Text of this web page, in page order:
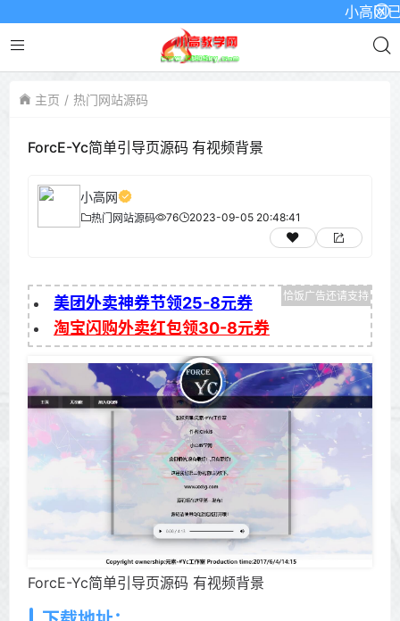
小高网已
主页 热门网站源码
ForcE-Yc简单引导页源码 有视频背景
小高网
热门网站源码 76 2023-09-05 20:48:41
美团外卖神券节领25-8元券
淘宝闪购外卖红包领30-8元券
ForcE-Yc简单引导页源码 有视频背景